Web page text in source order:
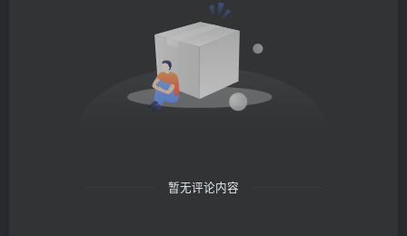
暂无评论内容